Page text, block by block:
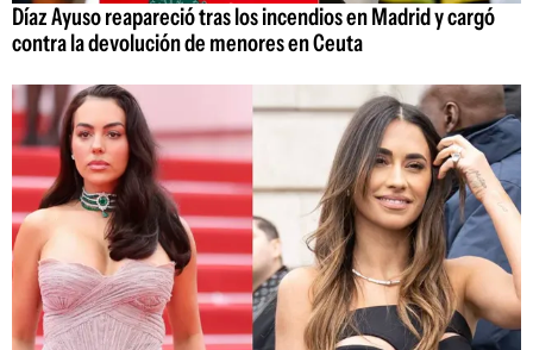
Díaz Ayuso reapareció tras los incendios en Madrid y cargó
contra la devolución de menores en Ceuta